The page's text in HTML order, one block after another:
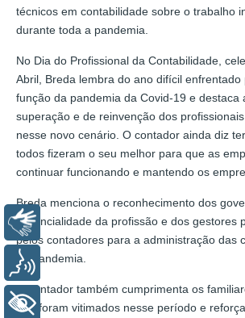
técnicos em contabilidade sobre o trabalho
durante toda a pandemia.
No Dia do Profissional da Contabilidade,
Abril, Breda lembra do ano difícil enfrentado
função da pandemia da Covid-19 e destaca
superação e de reinvenção dos
nesse novo cenário. O contador ainda diz
todos fizeram o seu melhor para que as
continuar funcionando e mantendo os
Breda menciona o reconhecimento dos
essencialidade da profissão e dos gestores
pelos contadores para a administração das
da pandemia.
O contador também cumprimenta os
que foram vitimados nesse período e
Libras
Voz
+ Acessibilidade